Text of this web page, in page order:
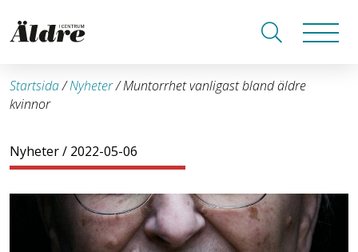
Startsida/Nyheter/Muntorrhet vanligast bland äldre
kvinnor
Nyheter/ 2022-05-06